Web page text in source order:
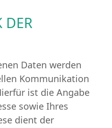
DER
Daten werden
Kommunikation
ist die Angabe
sowie Ihres
dient der